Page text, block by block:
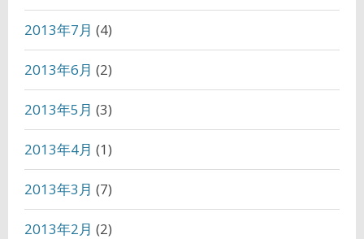
2013年7月 (4)
2013年6月 (2)
2013年5月 (3)
2013年4月 (1)
2013年3月 (7)
2013年2月 (2)